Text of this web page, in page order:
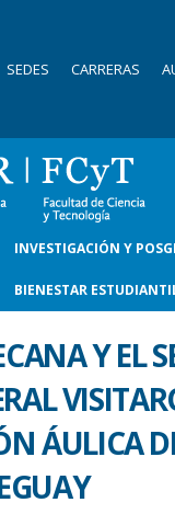
SEDES CARRERAS
INVESTIGACIÓN Y
BIENESTAR
Y EL
ÁULICA